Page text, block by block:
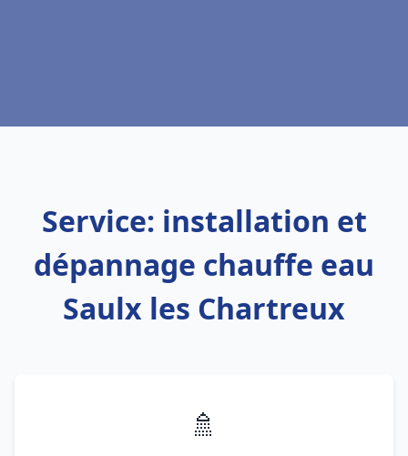
Service: installation et
dépannage chauffe eau
Saulx les Chartreux
🚿